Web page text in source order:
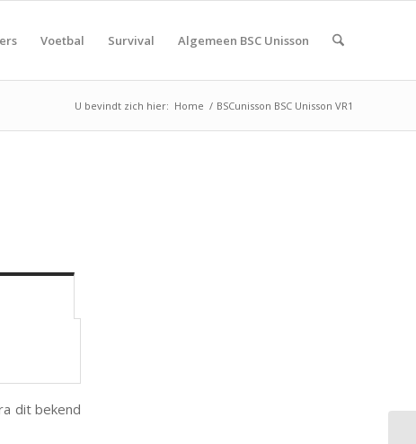
Voetbal Survival Algemeen BSC Unisson
U bevindt zich hier: Home / BSCunisson BSC Unisson VR1
dit bekend